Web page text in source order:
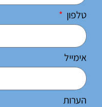
טלפון
אימייל
הערות